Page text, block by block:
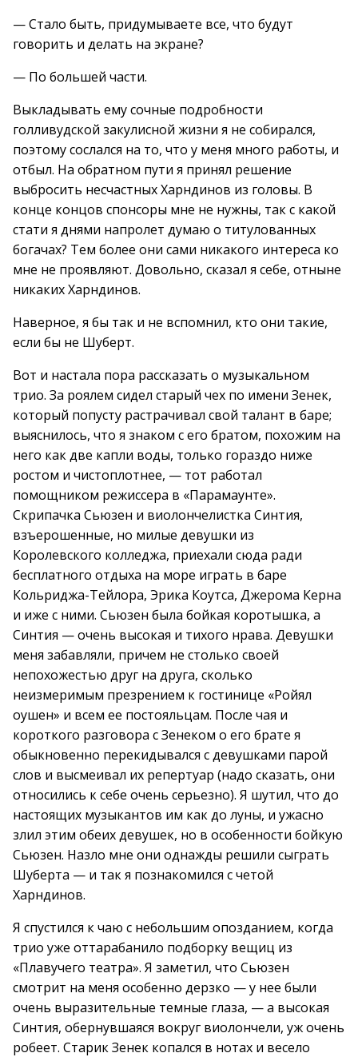
— Стало быть, придумываете все, что будут
говорить и делать на экране?
— По большей части.
Выкладывать ему сочные подробности
голливудской закулисной жизни я не собирался,
поэтому сослался на то, что у меня много работы, и
отбыл. На обратном пути я принял решение
выбросить несчастных Харндинов из головы. В
конце концов спонсоры мне не нужны, так с какой
стати я днями напролет думаю о титулованных
богачах? Тем более они сами никакого интереса ко
мне не проявляют. Довольно, сказал я себе, отныне
никаких Харндинов.
Наверное, я бы так и не вспомнил, кто они такие,
если бы не Шуберт.
Вот и настала пора рассказать о музыкальном
трио. За роялем сидел старый чех по имени Зенек,
который попусту растрачивал свой талант в баре;
выяснилось, что я знаком с его братом, похожим на
него как две капли воды, только гораздо ниже
ростом и чистоплотнее, — тот работал
помощником режиссера в «Парамаунте».
Скрипачка Сьюзен и виолончелистка Синтия,
взъерошенные, но милые девушки из
Королевского колледжа, приехали сюда ради
бесплатного отдыха на море играть в баре
Кольриджа-Тейлора, Эрика Коутса, Джерома Керна
и иже с ними. Сьюзен была бойкая коротышка, а
Синтия — очень высокая и тихого нрава. Девушки
меня забавляли, причем не столько своей
непохожестью друг на друга, сколько
неизмеримым презрением к гостинице «Ройял
оушен» и всем ее постояльцам. После чая и
короткого разговора с Зенеком о его брате я
обыкновенно перекидывался с девушками парой
слов и высмеивал их репертуар (надо сказать, они
относились к себе очень серьезно). Я шутил, что до
настоящих музыкантов им как до луны, и ужасно
злил этим обеих девушек, но в особенности бойкую
Сьюзен. Назло мне они однажды решили сыграть
Шуберта — и так я познакомился с четой
Харндинов.
Я спустился к чаю с небольшим опозданием, когда
трио уже оттарабанило подборку вещиц из
«Плавучего театра». Я заметил, что Сьюзен
смотрит на меня особенно дерзко — у нее были
очень выразительные темные глаза, — а высокая
Синтия, обернувшаяся вокруг виолончели, уж очень
робеет. Старик Зенек копался в нотах и весело